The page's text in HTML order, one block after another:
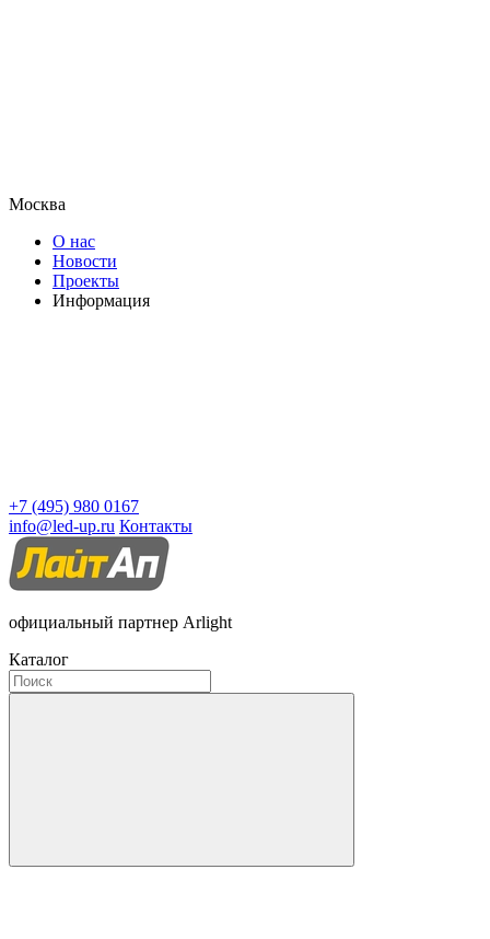
Москва
О нас
Новости
Проекты
Информация
+7 (495) 980 0167
info@led-up.ru Контакты
официальный партнер Arlight
Каталог